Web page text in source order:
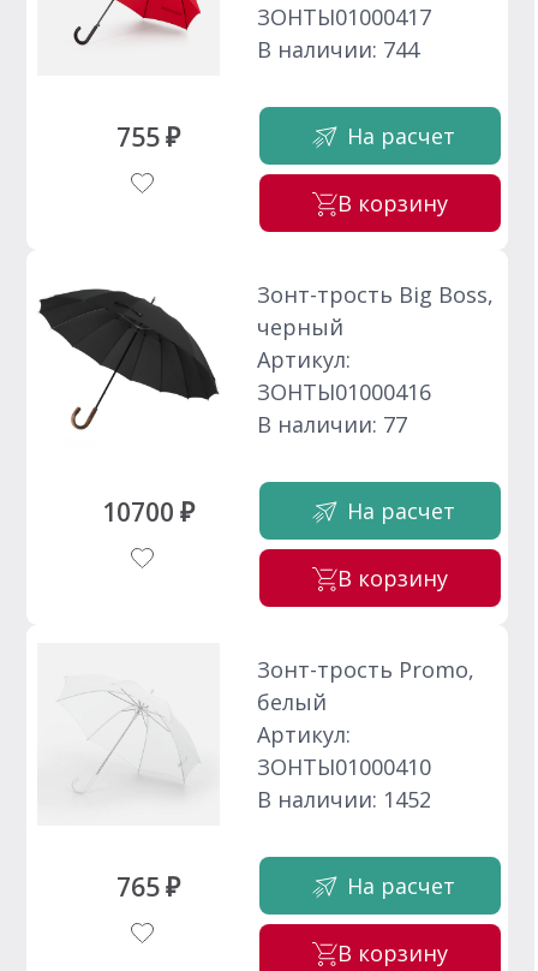
755 ₽
ЗОНТЫ01000417
В наличии: 744
На расчет
В корзину
10700 ₽
Зонт-трость Big Boss,
черный
Артикул:
ЗОНТЫ01000416
В наличии: 77
На расчет
В корзину
765 ₽
Зонт-трость Promo,
белый
Артикул:
ЗОНТЫ01000410
В наличии: 1452
На расчет
В корзину